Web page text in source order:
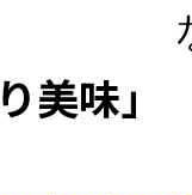
美味